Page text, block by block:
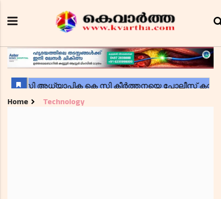
Home Technology